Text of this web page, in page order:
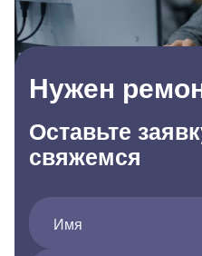
Нужен
Оставьте
свяжемся
Имя